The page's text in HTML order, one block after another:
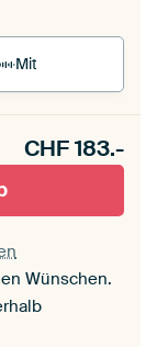
Mit
CHF183.-
Wünschen.